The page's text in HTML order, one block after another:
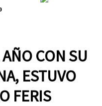
CON SU
ESTUVO
FERIS